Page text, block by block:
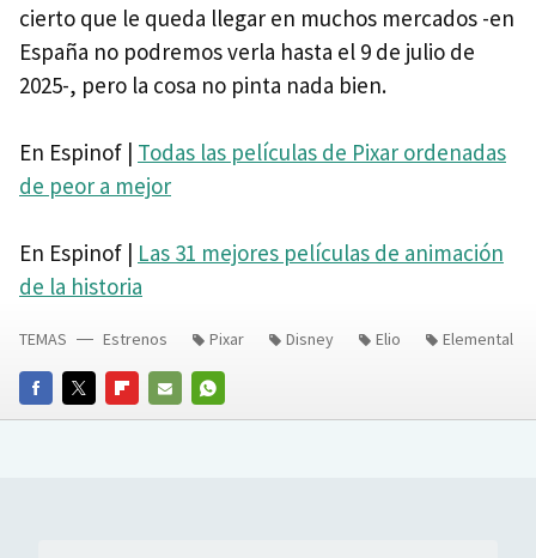
cierto que le queda llegar en muchos mercados -en
España no podremos verla hasta el 9 de julio de
2025-, pero la cosa no pinta nada bien.
En Espinof | Todas las películas de Pixar ordenadas
de peor a mejor
En Espinof | Las 31 mejores películas de animación
de la historia
FACEBOOKTWITTERFLIPBOARD
E-
WHATSAPP
TEMAS Estrenos Pixar Disney Elio Elemental